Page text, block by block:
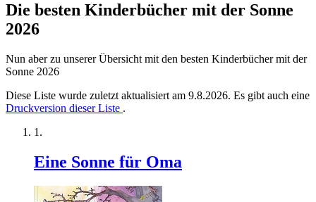
Die besten Kinderbücher mit der Sonne
2026
Nun aber zu unserer Übersicht mit den besten Kinderbücher mit der
Sonne 2026
Diese Liste wurde zuletzt aktualisiert am 9.8.2026. Es gibt auch eine
Druckversion dieser Liste .
Eine Sonne für Oma